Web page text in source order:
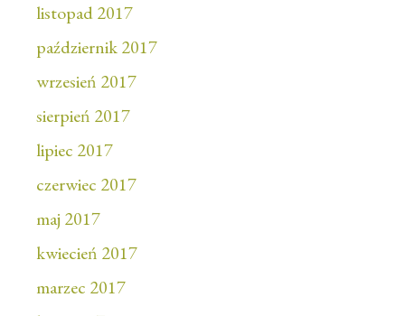
listopad 2017
październik 2017
wrzesień 2017
sierpień 2017
lipiec 2017
czerwiec 2017
maj 2017
kwiecień 2017
marzec 2017